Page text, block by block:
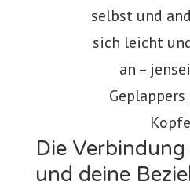
selbst und
sich leicht
an –
Geplappers
Die
und deine